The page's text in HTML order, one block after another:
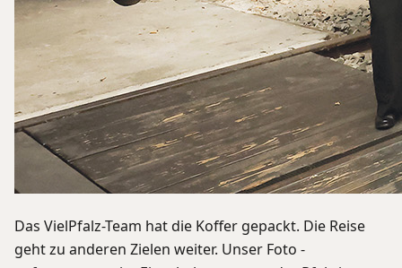
Das VielPfalz-Team hat die Koffer gepackt. Die Reise
geht zu anderen Zielen weiter. Unser Foto -